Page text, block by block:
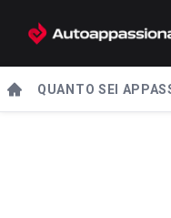
QUANTO SEI